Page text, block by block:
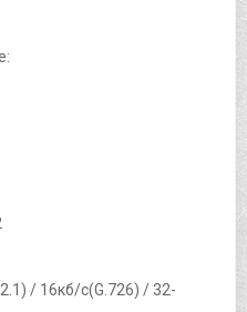
/ 16кб/с(G.726) / 32-